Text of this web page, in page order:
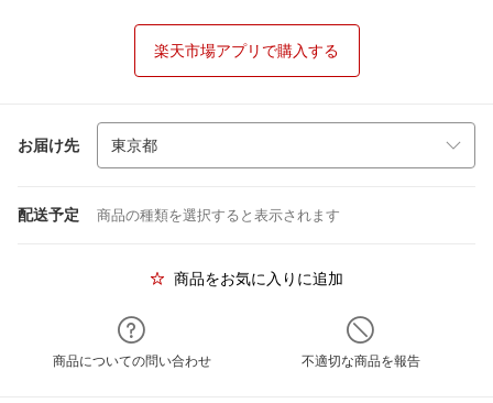
楽天市場アプリで購入する
お届け先
配送予定 商品の種類を選択すると表示されます
商品をお気に入りに追加
商品についての問い合わせ 不適切な商品を報告